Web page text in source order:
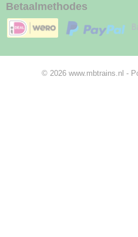
Betaalmethodes
© 2026 www.mbtrains.nl -